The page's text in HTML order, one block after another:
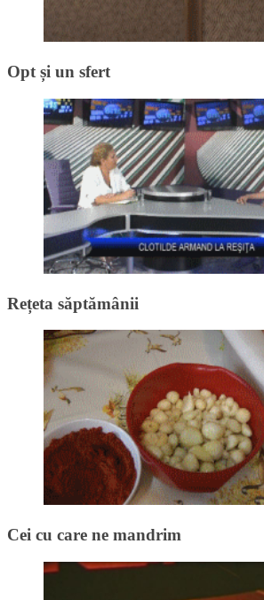
Opt și un sfert
Rețeta săptămânii
Cei cu care ne mandrim